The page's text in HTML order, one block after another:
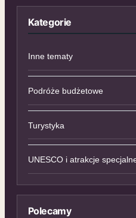
Kategorie
Inne tematy
Podróże budżetowe
Turystyka
UNESCO i atrakcje
Polecamy